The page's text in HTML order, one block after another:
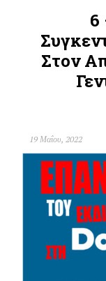
6
Στον
19 Μαΐου, 2022